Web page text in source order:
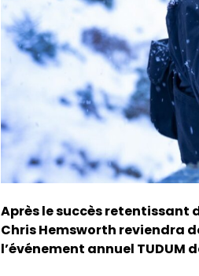
Après le succès retentissant
Chris Hemsworth reviendra
l’événement annuel TUDUM